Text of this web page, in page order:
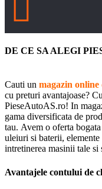
DE CE SA ALEGI
Cauti un magazin online
cu preturi avantajoase?
PieseAutoAS.ro! In
gama diversificata de
tau. Avem o oferta
uleiuri si baterii, elemente
intretinerea masinii tale
Avantajele contului de